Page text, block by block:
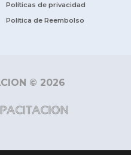
Políticas de privacidad
Política de Reembolso
© 2026